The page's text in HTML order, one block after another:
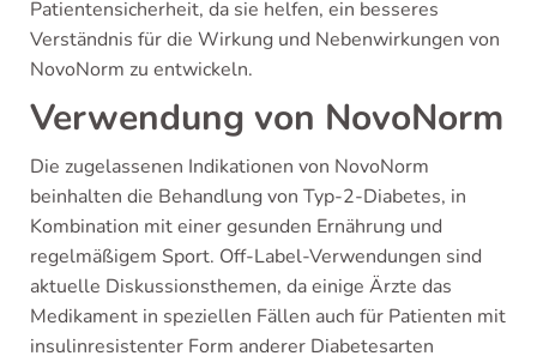
Patientensicherheit, da sie helfen, ein besseres
Verständnis für die Wirkung und Nebenwirkungen von
NovoNorm zu entwickeln.
Verwendung von NovoNorm
Die zugelassenen Indikationen von NovoNorm
beinhalten die Behandlung von Typ-2-Diabetes, in
Kombination mit einer gesunden Ernährung und
regelmäßigem Sport. Off-Label-Verwendungen sind
aktuelle Diskussionsthemen, da einige Ärzte das
Medikament in speziellen Fällen auch für Patienten mit
insulinresistenter Form anderer Diabetesarten